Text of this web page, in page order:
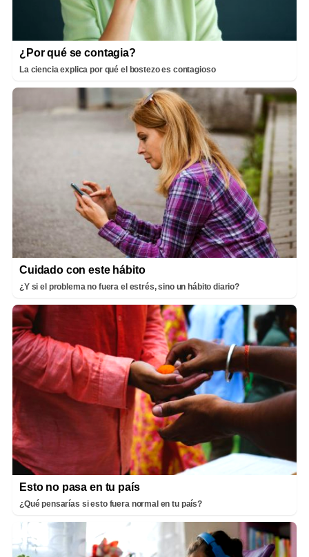
¿Por qué se contagia?
La ciencia explica por qué el bostezo es contagioso
Cuidado con este hábito
¿Y si el problema no fuera el estrés, sino un hábito diario?
Esto no pasa en tu país
¿Qué pensarías si esto fuera normal en tu país?